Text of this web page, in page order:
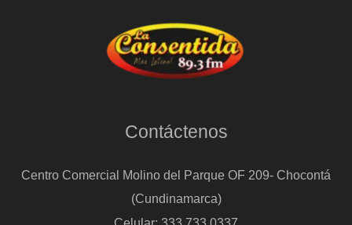
Contáctenos
Centro Comercial Molino del Parque OF 209- Chocontá
(Cundinamarca)